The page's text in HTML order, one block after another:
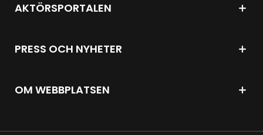
AKTÖRSPORTALEN
PRESS OCH NYHETER
OM WEBBPLATSEN